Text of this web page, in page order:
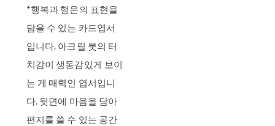
*행복과 행운의 표현을
담을 수 있는 카드엽서
입니다. 아크릴 붓의 터
치감이 생동감있게 보이
는 게 매력인 엽서입니
다. 뒷면에 마음을 담아
편지를 쓸 수 있는 공간